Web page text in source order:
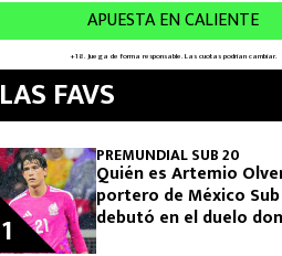
LAS FAVS
PREMUNDIAL SUB 20
Quién es Artemio
portero de México
debutó en el duelo
1